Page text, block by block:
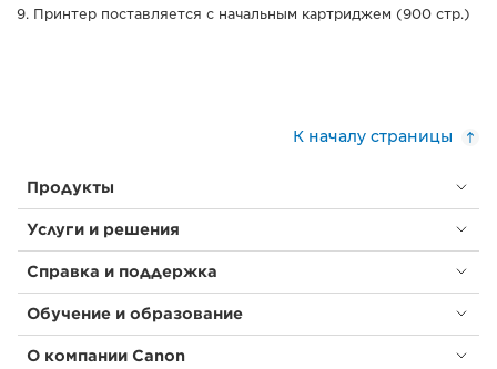
Принтер поставляется с начальным картриджем (900 стр.)
К началу страницы
Продукты
Услуги и решения
Справка и поддержка
Обучение и образование
О компании Canon